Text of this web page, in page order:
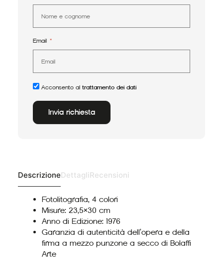
Email
Acconsento al trattamento dei dati
Invia richiesta
DescrizioneDettagliRecensioni
Fotolitografia, 4 colori
Misure: 23,5×30 cm
Anno di Edizione: 1976
Garanzia di autenticità dell’opera e della
firma a mezzo punzone a secco di Bolaffi
Arte